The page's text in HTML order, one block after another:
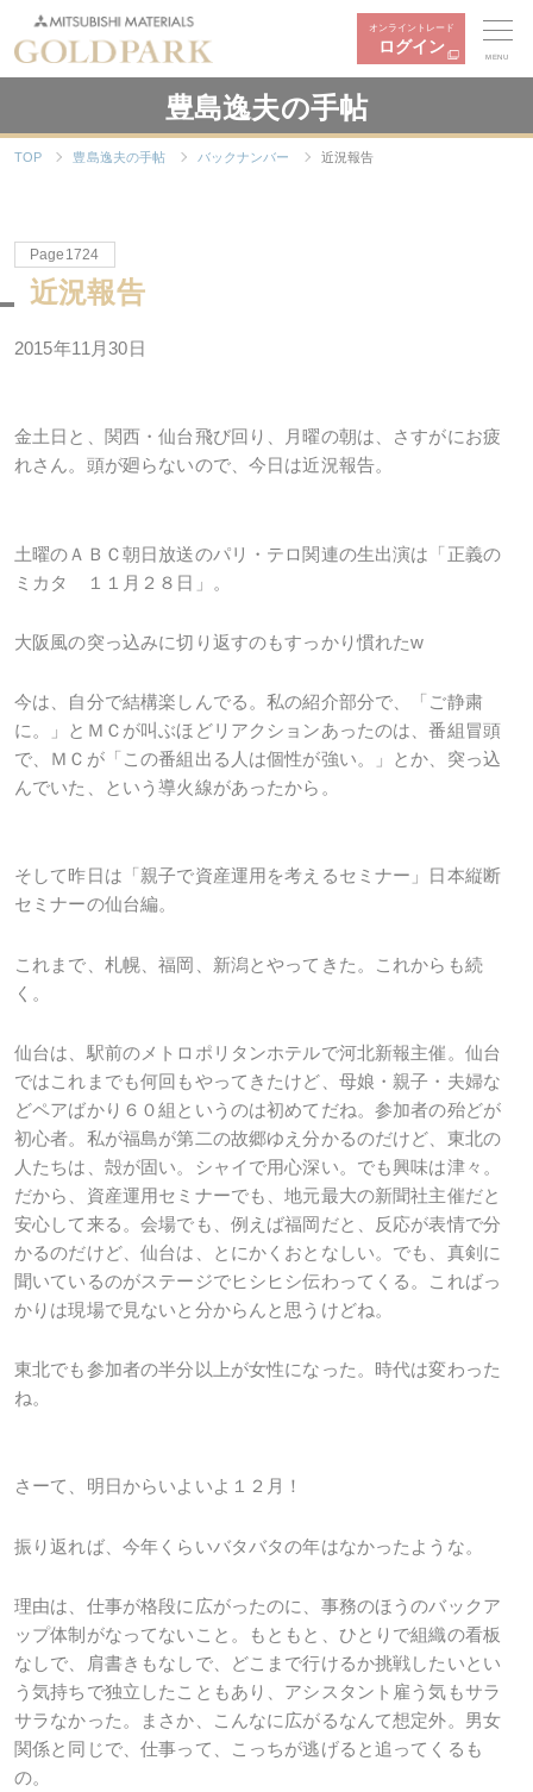
オンライントレード
ログイン
MENU
豊島逸夫の手帖
TOP 豊島逸夫の手帖 バックナンバー 近況報告
Page1724
近況報告
2015年11月30日
金土日と、関西・仙台飛び回り、月曜の朝は、さすがにお疲
れさん。頭が廻らないので、今日は近況報告。
土曜のＡＢＣ朝日放送のパリ・テロ関連の生出演は 「正義の
ミカタ １１月２８日」。
大阪風の突っ込みに切り返すのもすっかり慣れたw
今は、自分で結構楽しんでる。私の紹介部分で、「ご静粛
に。」とＭＣが叫ぶほどリアクションあったのは、番組冒頭
で、ＭＣが「この番組出る人は個性が強い。」とか、突っ込
んでいた、という導火線があったから。
そして昨日は「親子で資産運用を考えるセミナー」日本縦断
セミナーの仙台編。
これまで、札幌、福岡、新潟とやってきた。これからも続
く。
仙台は、駅前のメトロポリタンホテルで河北新報主催。仙台
ではこれまでも何回もやってきたけど、母娘・親子・夫婦な
どペアばかり６０組というのは初めてだね。参加者の殆どが
初心者。私が福島が第二の故郷ゆえ分かるのだけど、東北の
人たちは、殻が固い。シャイで用心深い。でも興味は津々。
だから、資産運用セミナーでも、地元最大の新聞社主催だと
安心して来る。会場でも、例えば福岡だと、反応が表情で分
かるのだけど、仙台は、とにかくおとなしい。でも、真剣に
聞いているのがステージでヒシヒシ伝わってくる。こればっ
かりは現場で見ないと分からんと思うけどね。
東北でも参加者の半分以上が女性になった。時代は変わった
ね。
さーて、明日からいよいよ１２月！
振り返れば、今年くらいバタバタの年はなかったような。
理由は、仕事が格段に広がったのに、事務のほうのバックア
ップ体制がなってないこと。もともと、ひとりで組織の看板
なしで、肩書きもなしで、どこまで行けるか挑戦したいとい
う気持ちで独立したこともあり、アシスタント雇う気もサラ
サラなかった。まさか、こんなに広がるなんて想定外。男女
関係と同じで、仕事って、こっちが逃げると追ってくるも
の。